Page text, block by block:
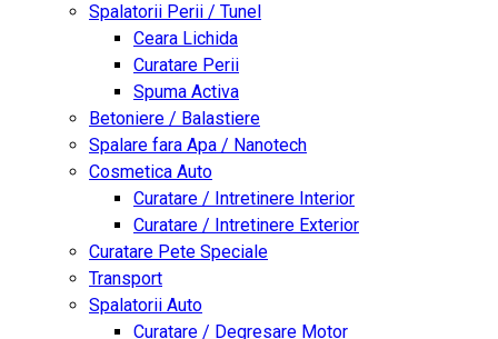
Spalatorii Perii / Tunel
Ceara Lichida
Curatare Perii
Spuma Activa
Betoniere / Balastiere
Spalare fara Apa / Nanotech
Cosmetica Auto
Curatare / Intretinere Interior
Curatare / Intretinere Exterior
Curatare Pete Speciale
Transport
Spalatorii Auto
Curatare / Degresare Motor